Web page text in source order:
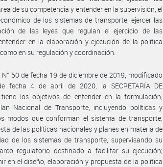
de su competencia y entender en la supervisión, el
de los sistemas de transporte; ejercer las
de las leyes que regulan el ejercicio de las
en la elaboración y ejecución de la política
en su regulación y coordinación.
50 de fecha 19 de diciembre de 2019, modificado
fecha 4 de abril de 2020, la SECRETARÍA DE
tiene los objetivos de entender en la formulación,
Nacional de Transporte, incluyendo políticas y
modos que conforman el sistema de transporte;
de las políticas nacionales y planes en materia de
de los sistemas de transporte, supervisando su
regulatorio destinado a facilitar su ejecución;
en el diseño, elaboración y propuesta de la política